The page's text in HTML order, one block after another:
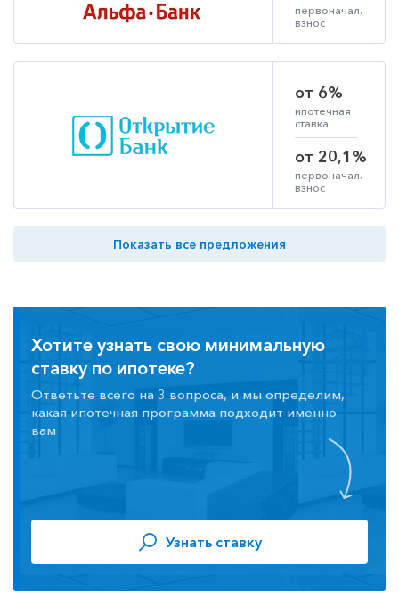
первоначал.
взнос
от 6%
ипотечная
ставка
от 20,1%
первоначал.
взнос
Показать все предложения
Хотите узнать свою минимальную
ставку по ипотеке?
Ответьте всего на 3 вопроса, и мы определим,
какая ипотечная программа подходит именно
вам
Узнать ставку